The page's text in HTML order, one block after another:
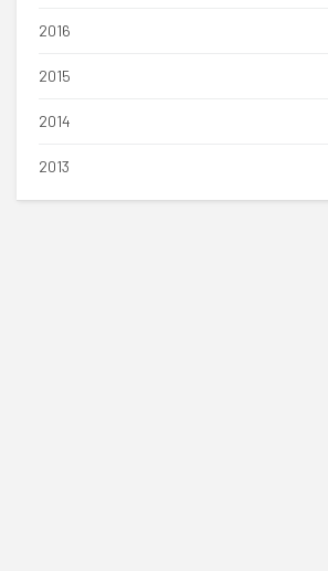
2016
2015
2014
2013